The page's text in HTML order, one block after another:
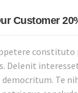
Customer
Delenit
Te